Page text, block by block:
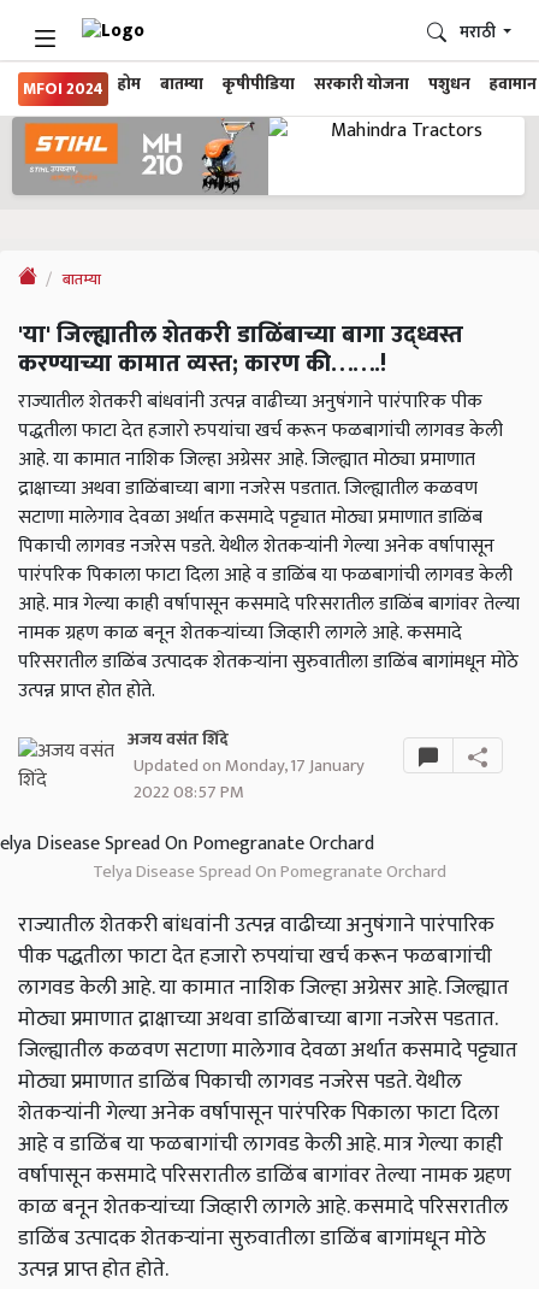
MFOI 2024 होम बातम्या कृषीपीडिया सरकारी योजना पशुधन हवामान
मराठी
बातम्या
'या' जिल्ह्यातील शेतकरी डाळिंबाच्या बागा उद्ध्वस्त
करण्याच्या कामात व्यस्त; कारण की…….!
राज्यातील शेतकरी बांधवांनी उत्पन्न वाढीच्या अनुषंगाने पारंपारिक पीक
पद्धतीला फाटा देत हजारो रुपयांचा खर्च करून फळबागांची लागवड केली
आहे. या कामात नाशिक जिल्हा अग्रेसर आहे. जिल्ह्यात मोठ्या प्रमाणात
द्राक्षाच्या अथवा डाळिंबाच्या बागा नजरेस पडतात. जिल्ह्यातील कळवण
सटाणा मालेगाव देवळा अर्थात कसमादे पट्ट्यात मोठ्या प्रमाणात डाळिंब
पिकाची लागवड नजरेस पडते. येथील शेतकऱ्यांनी गेल्या अनेक वर्षापासून
पारंपरिक पिकाला फाटा दिला आहे व डाळिंब या फळबागांची लागवड केली
आहे. मात्र गेल्या काही वर्षापासून कसमादे परिसरातील डाळिंब बागांवर तेल्या
नामक ग्रहण काळ बनून शेतकऱ्यांच्या जिव्हारी लागले आहे. कसमादे
परिसरातील डाळिंब उत्पादक शेतकऱ्यांना सुरुवातीला डाळिंब बागांमधून मोठे
उत्पन्न प्राप्त होत होते.
अजय वसंत शिंदे
Updated on Monday, 17 January
2022 08:57 PM
Telya Disease Spread On Pomegranate Orchard
राज्यातील शेतकरी बांधवांनी उत्पन्न वाढीच्या अनुषंगाने पारंपारिक
पीक पद्धतीला फाटा देत हजारो रुपयांचा खर्च करून फळबागांची
लागवड केली आहे. या कामात नाशिक जिल्हा अग्रेसर आहे. जिल्ह्यात
मोठ्या प्रमाणात द्राक्षाच्या अथवा डाळिंबाच्या बागा नजरेस पडतात.
जिल्ह्यातील कळवण सटाणा मालेगाव देवळा अर्थात कसमादे पट्ट्यात
मोठ्या प्रमाणात डाळिंब पिकाची लागवड नजरेस पडते. येथील
शेतकऱ्यांनी गेल्या अनेक वर्षापासून पारंपरिक पिकाला फाटा दिला
आहे व डाळिंब या फळबागांची लागवड केली आहे. मात्र गेल्या काही
वर्षापासून कसमादे परिसरातील डाळिंब बागांवर तेल्या नामक ग्रहण
काळ बनून शेतकऱ्यांच्या जिव्हारी लागले आहे. कसमादे परिसरातील
डाळिंब उत्पादक शेतकऱ्यांना सुरुवातीला डाळिंब बागांमधून मोठे
उत्पन्न प्राप्त होत होते.